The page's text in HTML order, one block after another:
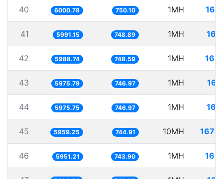
40 6000.78 750.10 1MH
41 5991.15 748.89 1MH
42 5988.74 748.59 1MH
43 5975.79 746.97 1MH
44 5975.75 746.97 1MH
45 5959.25 744.91 10MH
46 5951.21 743.90 1MH